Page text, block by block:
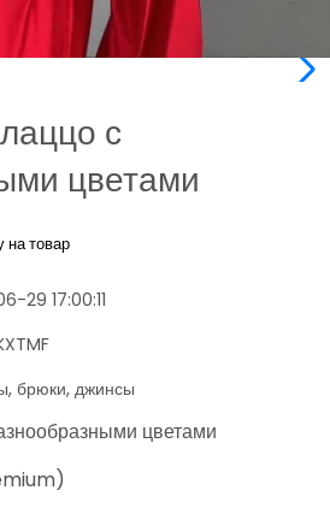
с
цветами
на товар
29 17:00:11
брюки, джинсы
цветами